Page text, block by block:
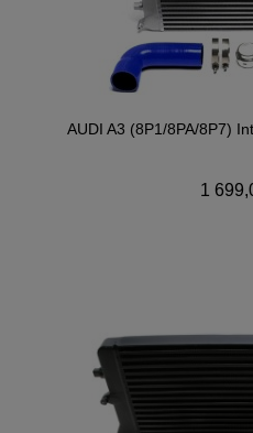
AUDI A3 (8P1/8PA/8P7)
1